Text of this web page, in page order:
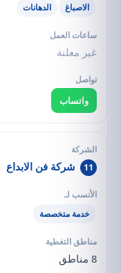
الاصباغ الدهانات
غير معلنة
واتساب
11 شركة فن الابداع
خدمة متخصصة
8 مناطق